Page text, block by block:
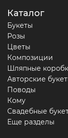
Каталог
Букеты
Розы
Цветы
Композиции
Шляпные
Авторские
Поводы
Кому
Свадебные
Еще разделы